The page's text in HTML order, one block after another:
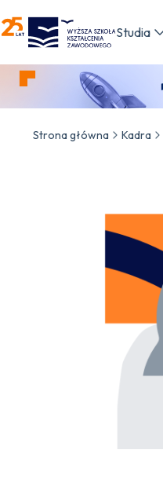
WSKZ - strona główna
Studia
Strona główna Kadra